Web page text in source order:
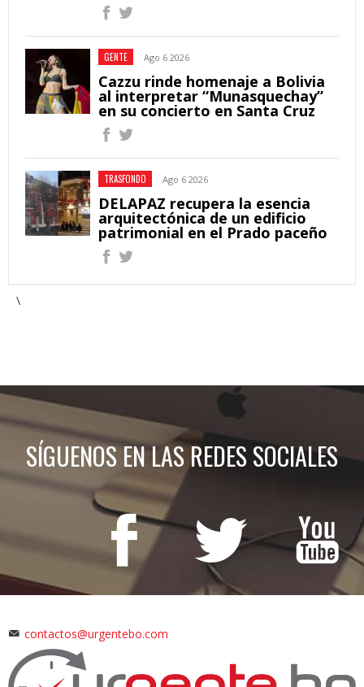
GENTE Ago 6 2026
Cazzu rinde homenaje a Bolivia
al interpretar “Munasquechay”
en su concierto en Santa Cruz
TRASFONDO Ago 6 2026
DELAPAZ recupera la esencia
arquitectónica de un edificio
patrimonial en el Prado paceño
\
SÍGUENOS EN LAS REDES SOCIALES
contactos@urgentebo.com